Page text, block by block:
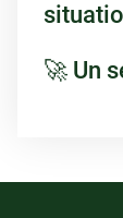
🚀 Un